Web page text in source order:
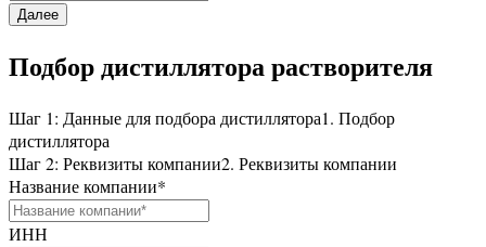
Далее
Подбор дистиллятора растворителя
Шаг 1: Данные для подбора дистиллятора1. Подбор
дистиллятора
Шаг 2: Реквизиты компании2. Реквизиты компании
Название компании*
ИНН